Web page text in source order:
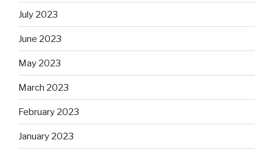
July 2023
June 2023
May 2023
March 2023
February 2023
January 2023